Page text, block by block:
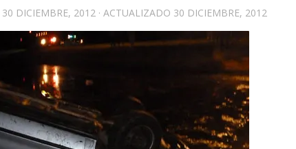
30 DICIEMBRE, 2012 · ACTUALIZADO 30 DICIEMBRE, 2012